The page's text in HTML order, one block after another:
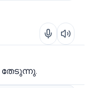
തേടുന്നു.